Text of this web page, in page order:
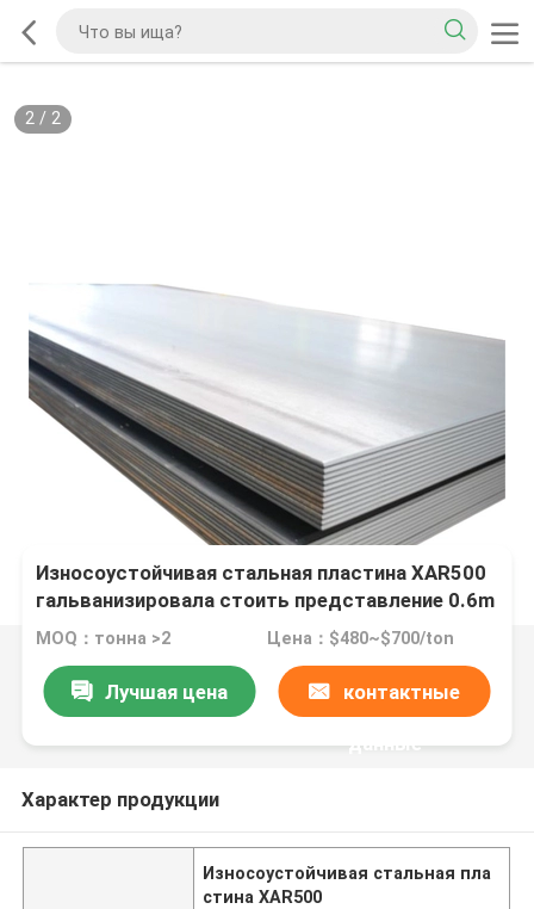
2/ 2
Износоустойчивая стальная пластина XAR500
гальванизировала стоить представление 0.6m
MOQ：тонна >2 Цена：$480~$700/ton
Лучшая цена контактные
данные
Характер продукции
Износоустойчивая стальная пла
стина XAR500